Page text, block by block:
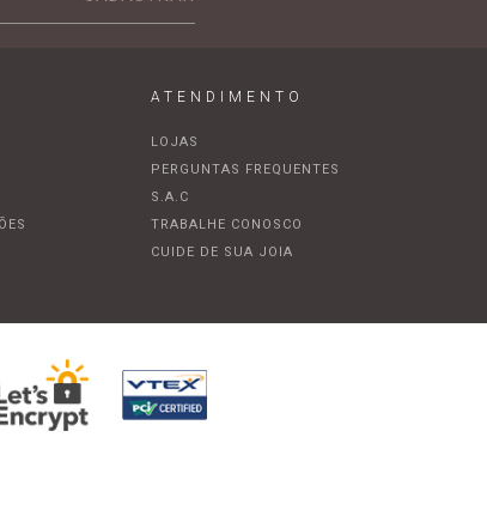
ATENDIMENTO
LOJAS
PERGUNTAS FREQUENTES
S.A.C
TRABALHE CONOSCO
CUIDE DE SUA JOIA